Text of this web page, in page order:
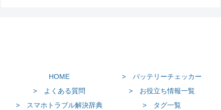
HOME
> バッテリーチェッカー
> よくある質問
> お役立ち情報一覧
> スマホトラブル解決辞典
> タグ一覧